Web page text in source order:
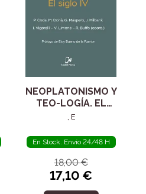
NEOPLATONISMO Y
TEO-LOGÍA. EL
SIGLO IV
, E
En Stock. Envío 24/48 H
18,00 €
17,10 €